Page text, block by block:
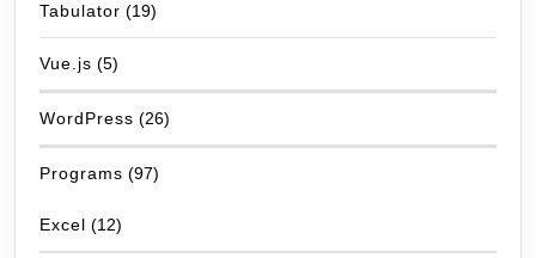
Tabulator (19)
Vue.js (5)
WordPress (26)
Programs (97)
Excel (12)